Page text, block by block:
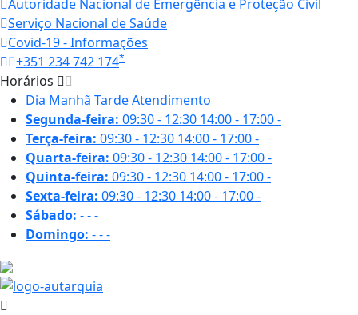
Autoridade Nacional de Emergência e Proteção Civil
Serviço Nacional de Saúde
Covid-19 - Informações
+351 234 742 174*
Horários
Dia Manhã TardeAtendimento
Segunda-feira: 09:30 - 12:30 14:00 - 17:00-
Terça-feira: 09:30 - 12:30 14:00 - 17:00-
Quarta-feira: 09:30 - 12:30 14:00 - 17:00-
Quinta-feira: 09:30 - 12:30 14:00 - 17:00-
Sexta-feira: 09:30 - 12:30 14:00 - 17:00-
Sábado: ---
Domingo: ---